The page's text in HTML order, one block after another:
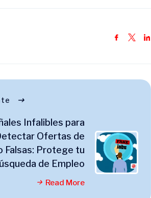
Infalibles para
Ofertas de
Falsas: Protege tu
de Empleo
Read More